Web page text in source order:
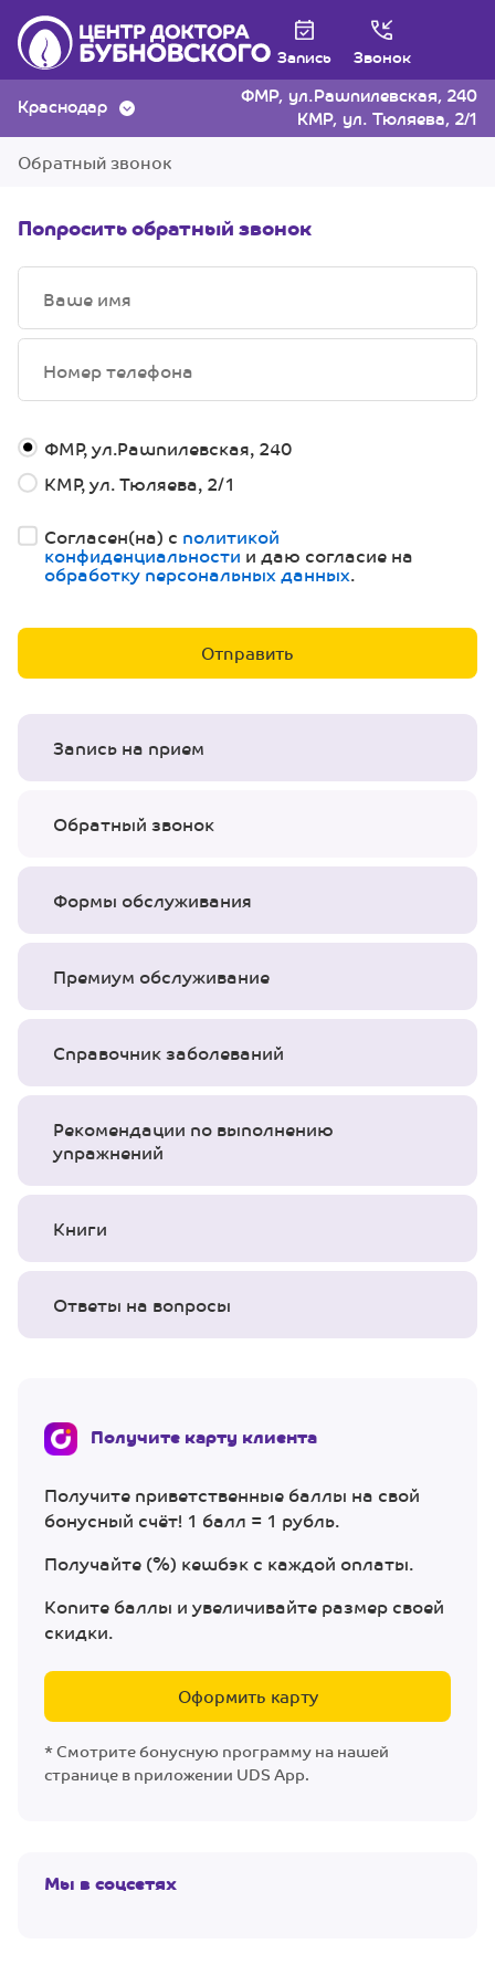
ФМР, ул.Рашпилевская, 240
КМР, ул. Тюляева, 2/1
Запись Звонок
Краснодар
Обратный звонок
Запись на прием
Обратный звонок
Формы обслуживания
Премиум обслуживание
Справочник заболеваний
Рекомендации по выполнению
упражнений
Книги
Ответы на вопросы
Получите карту клиента
Получите приветственные баллы на свой
бонусный счёт! 1 балл = 1 рубль.
Получайте (%) кешбэк с каждой оплаты.
Копите баллы и увеличивайте размер своей
скидки.
Оформить карту
* Смотрите бонусную программу на нашей
странице в приложении UDS App.
Мы в соцсетях
Попросить обратный звонок
ФМР, ул.Рашпилевская, 240
КМР, ул. Тюляева, 2/1
Согласен(на) с политикой
конфиденциальностии даю согласие на
обработку персональных данных.